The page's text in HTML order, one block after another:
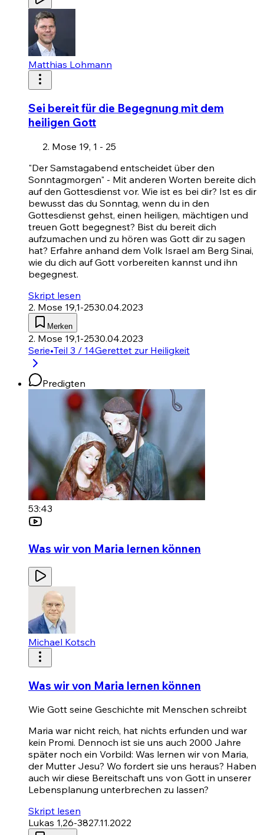
Matthias Lohmann
Sei bereit für die Begegnung mit dem
heiligen Gott
Mose 19, 1 - 25
"Der Samstagabend entscheidet über den
Sonntagmorgen" - Mit anderen Worten bereite dich
auf den Gottesdienst vor. Wie ist es bei dir? Ist es dir
bewusst das du Sonntag, wenn du in den
Gottesdienst gehst, einen heiligen, mächtigen und
treuen Gott begegnest? Bist du bereit dich
aufzumachen und zu hören was Gott dir zu sagen
hat? Erfahre anhand dem Volk Israel am Berg Sinai,
wie du dich auf Gott vorbereiten kannst und ihn
begegnest.
Skript lesen
2. Mose 19,1-2530.04.2023
Merken
2. Mose 19,1-2530.04.2023
Serie•Teil 3 / 14Gerettet zur Heiligkeit
Predigten
53:43
Was wir von Maria lernen können
Michael Kotsch
Was wir von Maria lernen können
Wie Gott seine Geschichte mit Menschen schreibt
Maria war nicht reich, hat nichts erfunden und war
kein Promi. Dennoch ist sie uns auch 2000 Jahre
später noch ein Vorbild: Was lernen wir von Maria,
der Mutter Jesu? Wo fordert sie uns heraus? Haben
auch wir diese Bereitschaft uns von Gott in unserer
Lebensplanung unterbrechen zu lassen?
Skript lesen
Lukas 1,26-3827.11.2022